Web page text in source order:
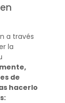
a través
la
de
hacerlo